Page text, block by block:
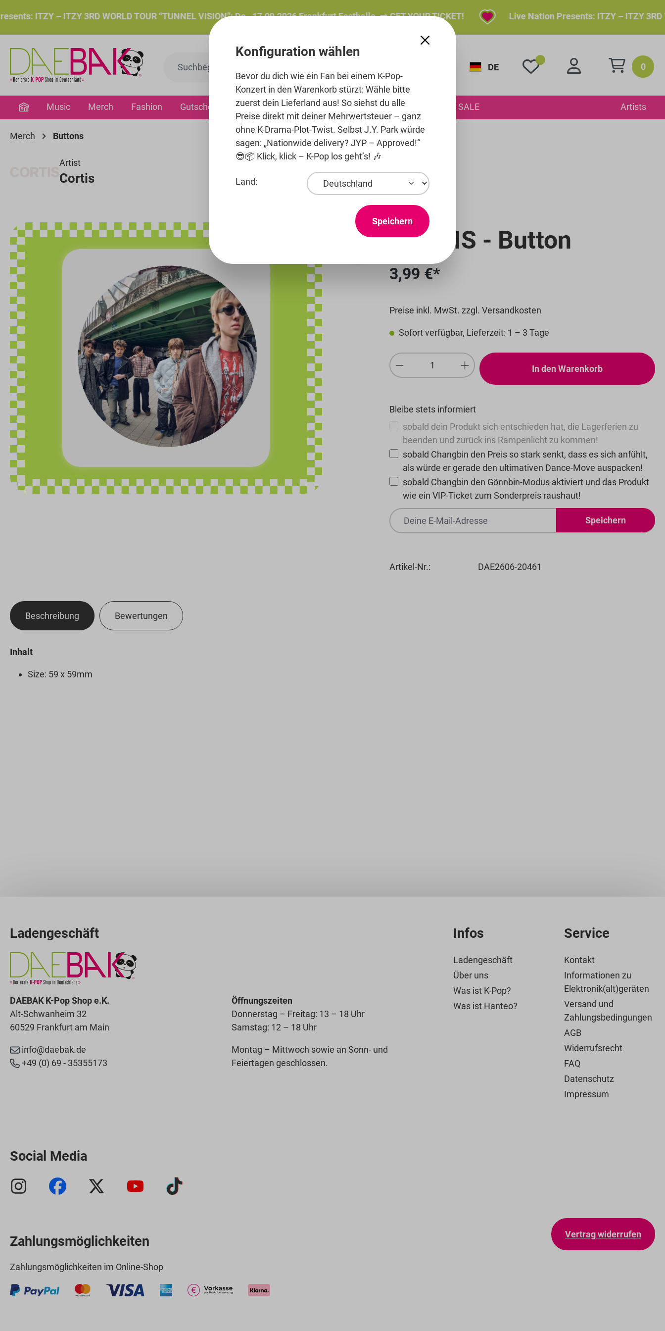
Zur Hauptnavigation springen
ITZY – ITZY 3RD WORLD TOUR “TUNNEL VISION”: Do., 17.09.2026 Frankfurt Festhalle. ➡️ GET YOUR TICKET! Live Nation Presents: ITZY – ITZY 3RD
DE 0
Music Merch Fashion Gutscheine Beauty Pre-Order Printmedien SALE Artists
Merch Buttons
Artist
Cortis
Entertainment
Bildergalerie überspringen CORTIS - Button
3,99 €*
Preise inkl. MwSt. zzgl. Versandkosten
Sofort verfügbar, Lieferzeit: 1 – 3 Tage
Produkt Anzahl: Gib den gewünschten Wert
In den Warenkorb
Bleibe stets informiert
sobald dein Produkt sich entschieden hat, die Lagerferien zu
beenden und zurück ins Rampenlicht zu kommen!
sobald Changbin den Preis so stark senkt, dass es sich anfühlt,
als würde er gerade den ultimativen Dance-Move auspacken!
sobald Changbin den Gönnbin-Modus aktiviert und das Produkt
wie ein VIP-Ticket zum Sonderpreis raushaut!
Speichern
Artikel-Nr.: DAE2606-20461
Beschreibung Bewertungen
Inhalt
Size: 59 x 59mm
Ladengeschäft
DAEBAK K-Pop Shop e.K.
Alt-Schwanheim 32
60529 Frankfurt am Main
info@daebak.de
+49 (0) 69 - 35355173
Öffnungszeiten
Donnerstag – Freitag: 13 – 18 Uhr
Samstag: 12 – 18 Uhr
Montag – Mittwoch sowie an Sonn- und
Feiertagen geschlossen.
Infos
Ladengeschäft
Über uns
Was ist K-Pop?
Was ist Hanteo?
Service
Kontakt
Informationen zu
Elektronik(alt)geräten
Versand und
Zahlungsbedingungen
AGB
Widerrufsrecht
FAQ
Datenschutz
Impressum
Social Media
Zahlungsmöglichkeiten
Zahlungsmöglichkeiten im Online-Shop
Vertrag widerrufen
Konfiguration wählen
Bevor du dich wie ein Fan bei einem K-Pop-
Konzert in den Warenkorb stürzt: Wähle bitte
zuerst dein Lieferland aus! So siehst du alle
Preise direkt mit deiner Mehrwertsteuer – ganz
ohne K-Drama-Plot-Twist. Selbst J.Y. Park würde
sagen: „Nationwide delivery? JYP – Approved!“
😎📦 Klick, klick – K-Pop los geht’s! 🎶
Land:
Speichern